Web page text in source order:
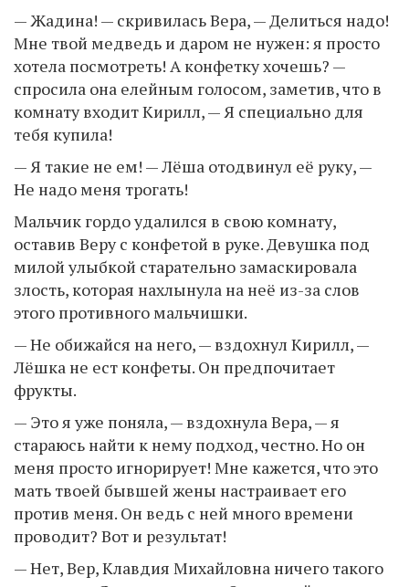
— Жадина! — скривилась Вера, — Делиться надо!
Мне твой медведь и даром не нужен: я просто
хотела посмотреть! А конфетку хочешь? —
спросила она елейным голосом, заметив, что в
комнату входит Кирилл, — Я специально для
тебя купила!
— Я такие не ем! — Лёша отодвинул её руку, —
Не надо меня трогать!
Мальчик гордо удалился в свою комнату,
оставив Веру с конфетой в руке. Девушка под
милой улыбкой старательно замаскировала
злость, которая нахлынула на неё из-за слов
этого противного мальчишки.
— Не обижайся на него, — вздохнул Кирилл, —
Лёшка не ест конфеты. Он предпочитает
фрукты.
— Это я уже поняла, — вздохнула Вера, — я
стараюсь найти к нему подход, честно. Но он
меня просто игнорирует! Мне кажется, что это
мать твоей бывшей жены настраивает его
против меня. Он ведь с ней много времени
проводит? Вот и результат!
— Нет, Вер, Клавдия Михайловна ничего такого